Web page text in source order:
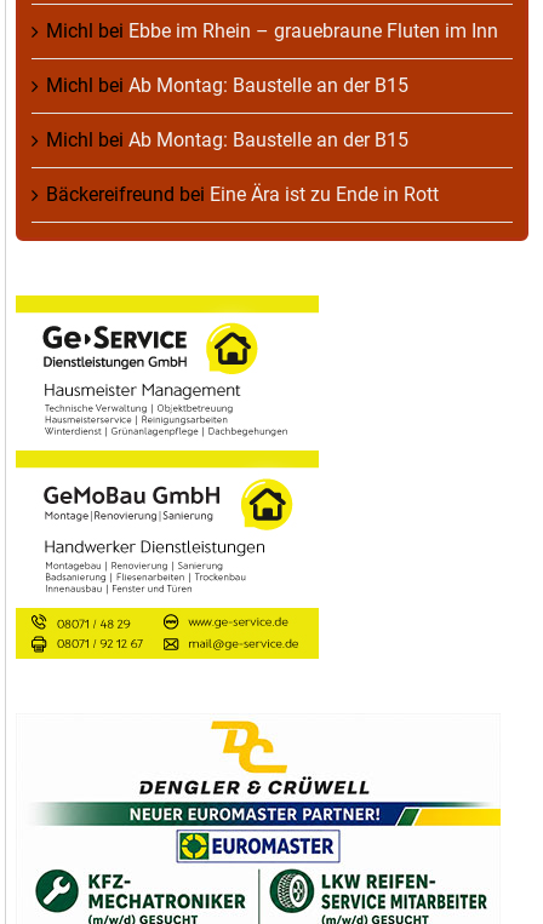
Michl bei Ebbe im Rhein – grauebraune Fluten im Inn
Michl bei Ab Montag: Baustelle an der B15
Michl bei Ab Montag: Baustelle an der B15
Bäckereifreund bei Eine Ära ist zu Ende in Rott